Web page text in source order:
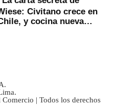
Civitano crece en
y cocina nueva
| Todos los derechos